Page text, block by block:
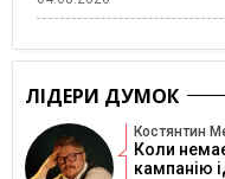
ЛІДЕРИ ДУМОК
Костянтин
Коли
кампанію